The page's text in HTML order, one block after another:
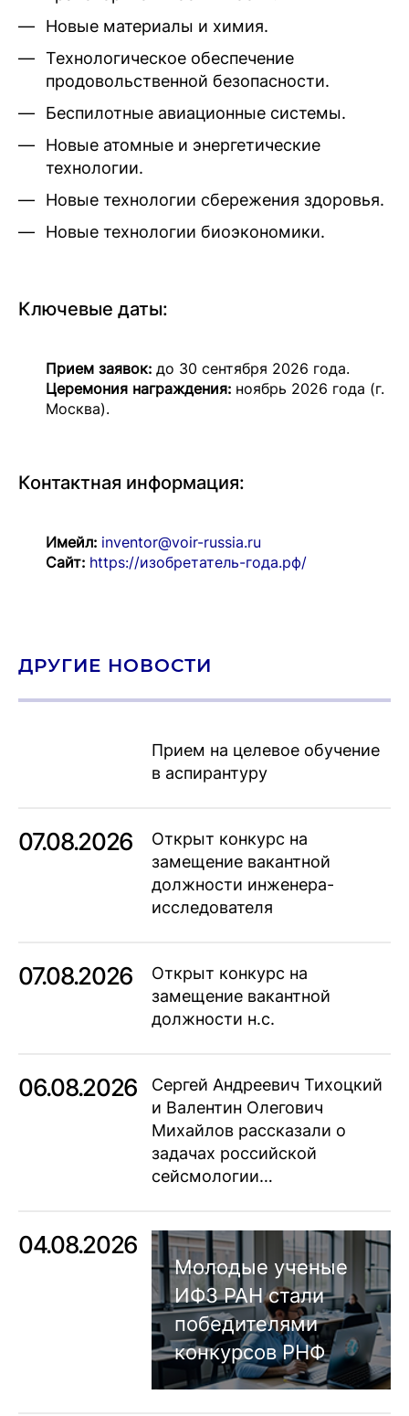
Новые материалы и химия.
Технологическое обеспечение
продовольственной безопасности.
Беспилотные авиационные системы.
Новые атомные и энергетические
технологии.
Новые технологии сбережения здоровья.
Новые технологии биоэкономики.
Ключевые даты:
Прием заявок: до 30 сентября 2026 года.
Церемония награждения: ноябрь 2026 года (г.
Москва).
Контактная информация:
Имейл: inventor@voir-russia.ru
Сайт: https://изобретатель-года.рф/
ДРУГИЕ НОВОСТИ
Прием на целевое обучение
в аспирантуру
07.08.2026
Открыт конкурс на
замещение вакантной
должности инженера-
исследователя
07.08.2026
Открыт конкурс на
замещение вакантной
должности н.с.
06.08.2026
Сергей Андреевич Тихоцкий
и Валентин Олегович
Михайлов рассказали о
задачах российской
сейсмологии…
04.08.2026
Молодые ученые
ИФЗ РАН стали
победителями
конкурсов РНФ